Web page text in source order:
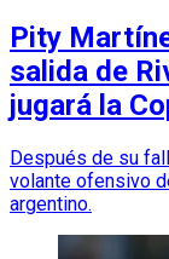
Pity
salida de
jugará la
Después de su
volante ofensivo
argentino.